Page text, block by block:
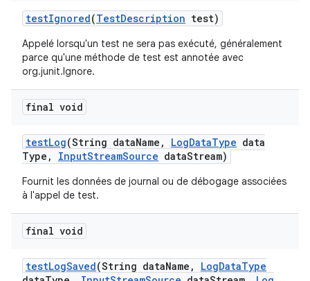
testIgnored(TestDescription test)
Appelé lorsqu'un test ne sera pas exécuté, généralement
parce qu'une méthode de test est annotée avec
org.junit.Ignore.
final void
testLog(String dataName , LogDataType data
Type , InputStreamSource dataStream)
Fournit les données de journal ou de débogage associées
à l'appel de test.
final void
testLogSaved(String dataName , LogDataType